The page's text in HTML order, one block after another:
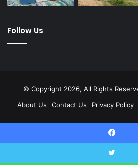
Follow Us
© Copyright 2026, All Rights
About Us
Contact Us Privacy Policy
Twitter
Facebook
Twitter